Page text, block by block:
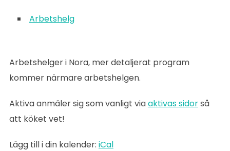
Arbetshelg
Arbetshelger i Nora, mer detaljerat program
kommer närmare arbetshelgen.
Aktiva anmäler sig som vanligt viaaktivas sidorså
att köket vet!
Lägg till i din kalender: iCal